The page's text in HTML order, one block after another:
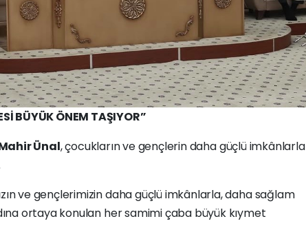
BÜYÜK ÖNEM TAŞIYOR”
Ünal, çocukların ve gençlerin daha güçlü imkânlarla
ve gençlerimizin daha güçlü imkânlarla, daha sağlam
ortaya konulan her samimi çaba büyük kıymet